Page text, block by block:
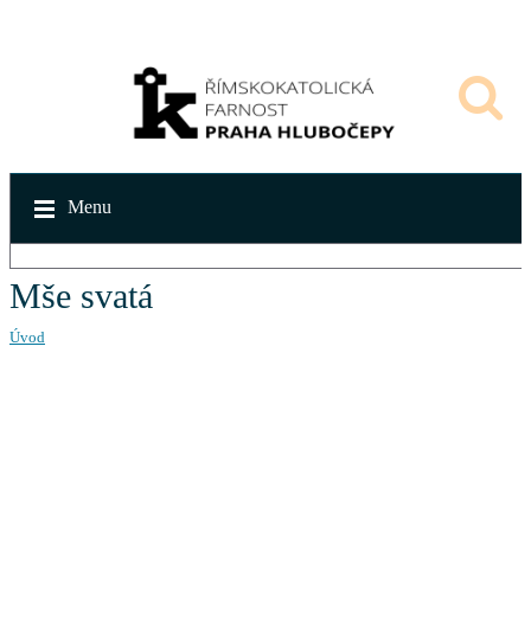
Menu
Mše svatá
Úvod